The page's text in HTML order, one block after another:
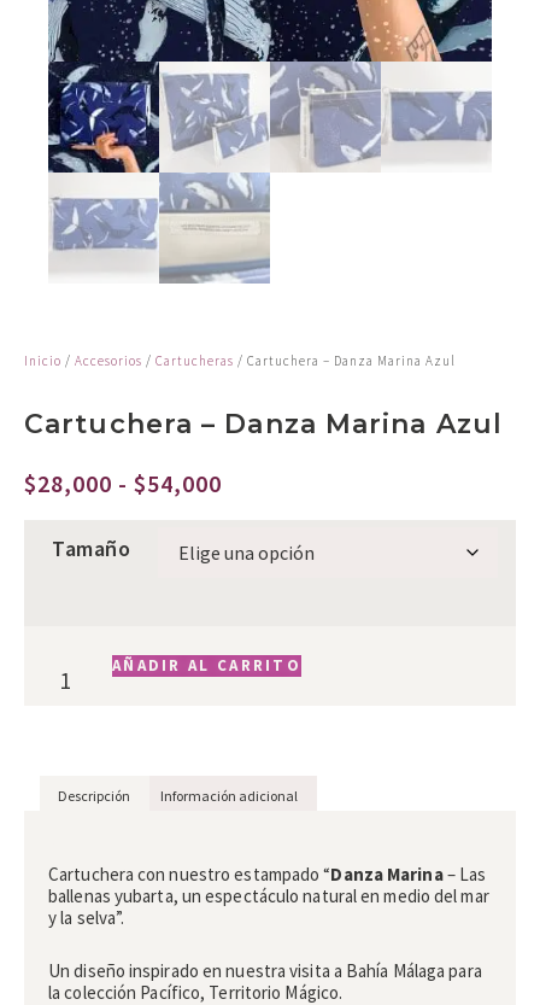
Inicio / Accesorios / Cartucheras / Cartuchera – Danza Marina Azul
Cartuchera – Danza Marina Azul
$28,000 - $54,000
Tamaño
AÑADIR AL CARRITO
Descripción Información adicional
Cartuchera con nuestro estampado “Danza Marina– Las
ballenas yubarta, un espectáculo natural en medio del mar
y la selva”.
Un diseño inspirado en nuestra visita a Bahía Málaga para
la colección Pacífico, Territorio Mágico.